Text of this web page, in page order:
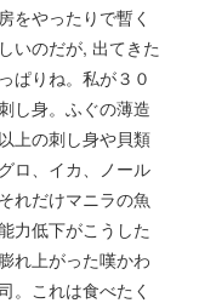
をやったりで暫く
いのだが, 出てきた
ぱりね。私が３０
し身。ふぐの薄造
上の刺し身や貝類
ロ、イカ、ノール
れだけマニラの魚
力低下がこうした
れ上がった嘆かわ
。これは食べたく